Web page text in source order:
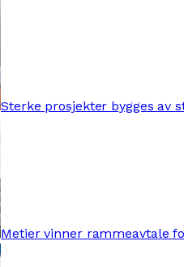
Sterke prosjekter bygges av
Metier vinner rammeavtale